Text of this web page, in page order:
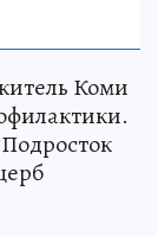
Коми